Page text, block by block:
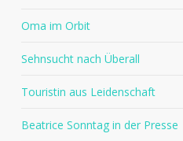
Oma im Orbit
Sehnsucht nach Überall
Touristin aus Leidenschaft
Beatrice Sonntag in der Presse